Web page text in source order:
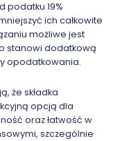
podatku 19%
ich całkowite
możliwe jest
stanowi dodatkową
opodatkowania.
że składka
opcją dla
oraz łatwość w
szczególnie